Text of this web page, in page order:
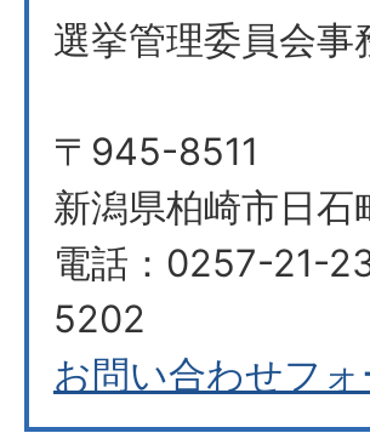
選挙管理委員会事
〒945-8511
新潟県柏崎市日
電話：0257-21-
5202
お問い合わせフ